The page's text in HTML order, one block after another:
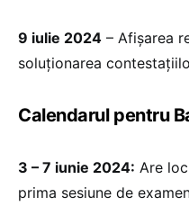
9 iulie 2024 – Afișarea
soluționarea
Calendarul pentru
3 – 7 iunie 2024: Are
prima sesiune de